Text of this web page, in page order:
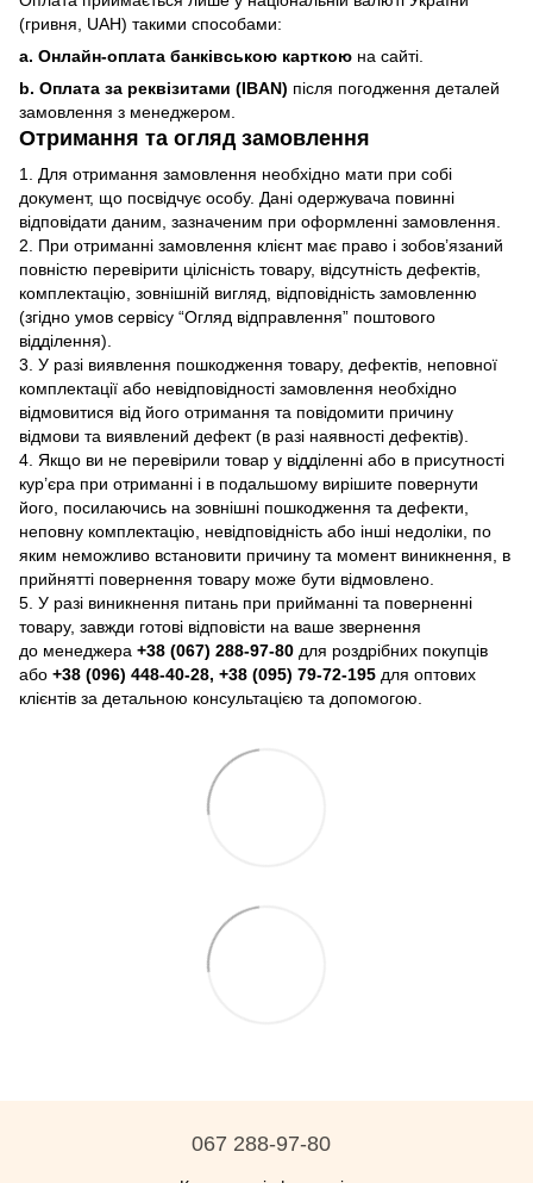
(гривня, UAH) такими способами:
a. Онлайн-оплата банківською карткою на сайті.
b. Оплата за реквізитами (IBAN) після погодження деталей
замовлення з менеджером.
Отримання та огляд замовлення
1. Для отримання замовлення необхідно мати при собі
документ, що посвідчує особу. Дані одержувача повинні
відповідати даним, зазначеним при оформленні замовлення.
2. При отриманні замовлення клієнт має право і зобов’язаний
повністю перевірити цілісність товару, відсутність дефектів,
комплектацію, зовнішній вигляд, відповідність замовленню
(згідно умов сервісу “Огляд відправлення” поштового
відділення).
3. У разі виявлення пошкодження товару, дефектів, неповної
комплектації або невідповідності замовлення необхідно
відмовитися від його отримання та повідомити причину
відмови та виявлений дефект (в разі наявності дефектів).
4. Якщо ви не перевірили товар у відділенні або в присутності
кур’єра при отриманні і в подальшому вирішите повернути
його, посилаючись на зовнішні пошкодження та дефекти,
неповну комплектацію, невідповідність або інші недоліки, по
яким неможливо встановити причину та момент виникнення, в
прийнятті повернення товару може бути відмовлено.
5. У разі виникнення питань при прийманні та поверненні
товару, завжди готові відповісти на ваше звернення
до менеджера +38 (067) 288-97-80 для роздрібних покупців
або +38 (096) 448-40-28, +38 (095) 79-72-195 для оптових
клієнтів за детальною консультацією та допомогою.
067 288-97-80